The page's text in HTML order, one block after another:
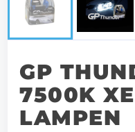
GP
7500K
LAMPEN